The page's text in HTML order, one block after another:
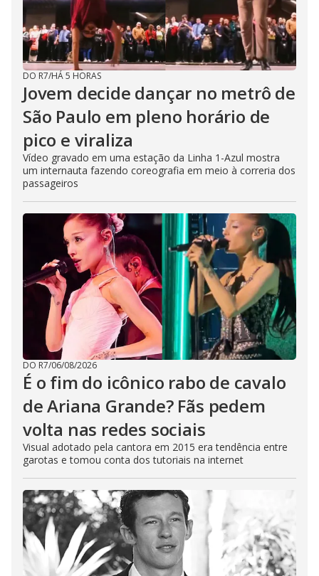
DO R7/HÁ 5 HORAS
Jovem decide dançar no metrô de
São Paulo em pleno horário de
pico e viraliza
Vídeo gravado em uma estação da Linha 1-Azul mostra
um internauta fazendo coreografia em meio à correria dos
passageiros
DO R7/06/08/2026
É o fim do icônico rabo de cavalo
de Ariana Grande? Fãs pedem
volta nas redes sociais
Visual adotado pela cantora em 2015 era tendência entre
garotas e tomou conta dos tutoriais na internet